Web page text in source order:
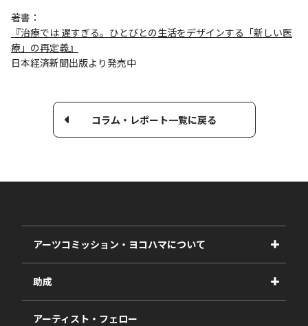
著書：
『治療では 遅すぎる。ひとびとの生活をデザインする「新しい医
療」の再定義』
日本経済新聞出版より発売中
コラム・レポート一覧に戻る
アーツコミッション・ヨコハマについて
事業紹介
事業報告書
助成
2027年度
アーティスト・フェロー